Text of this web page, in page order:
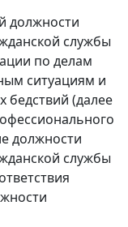
должности
службы
по делам
ситуациям и
бедствий (далее
должности
службы